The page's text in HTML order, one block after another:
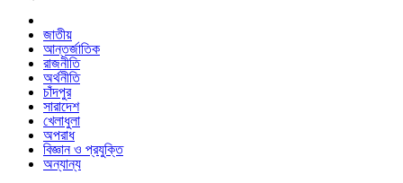
জাতীয়
আন্তর্জাতিক
রাজনীতি
অর্থনীতি
চাঁদপুর
সারাদেশ
খেলাধুলা
অপরাধ
বিজ্ঞান ও প্রযুক্তি
অন্যান্য